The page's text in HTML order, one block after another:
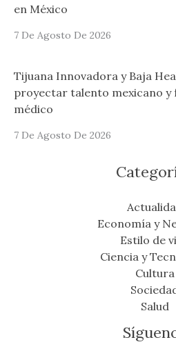
en México
7 De Agosto De 2026
Tijuana Innovadora y Baja
proyectar talento mexicano
médico
7 De Agosto De 2026
Economía y
Estilo de
Ciencia y
Cultura
Salud